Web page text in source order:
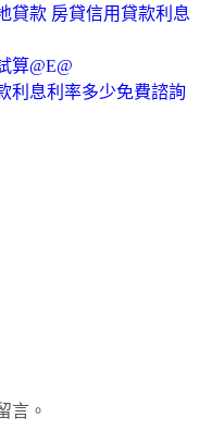
貸款 房貸信用貸款利息
算@E@
利息利率多少免費諮詢
言。